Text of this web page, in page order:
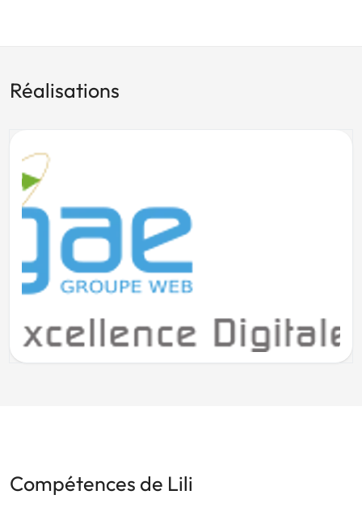
Réalisations
Compétences de Lili